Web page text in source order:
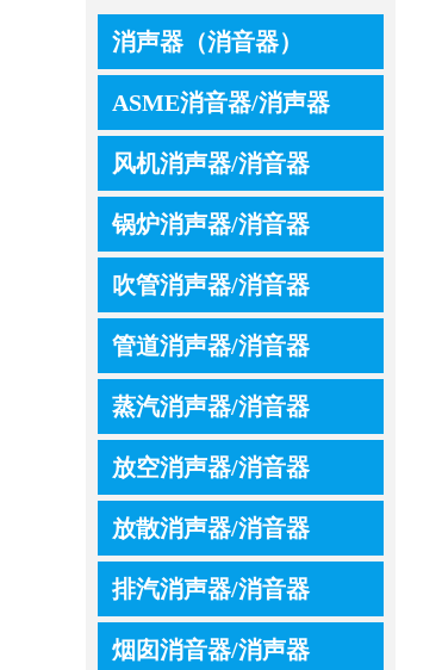
消声器（消音器）
ASME消音器/消声器
风机消声器/消音器
锅炉消声器/消音器
吹管消声器/消音器
管道消声器/消音器
蒸汽消声器/消音器
放空消声器/消音器
放散消声器/消音器
排汽消声器/消音器
烟囱消音器/消声器